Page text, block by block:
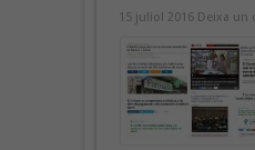
15 juliol 2016 Deixa un